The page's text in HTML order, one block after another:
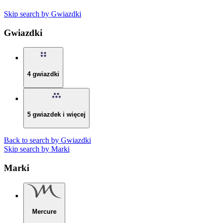
Skip search by Gwiazdki
Gwiazdki
4 gwiazdki
5 gwiazdek i więcej
Back to search by Gwiazdki
Skip search by Marki
Marki
Mercure